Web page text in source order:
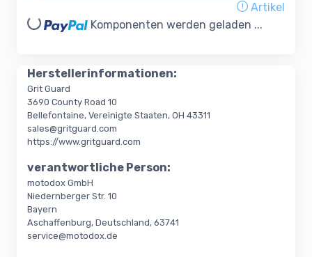
Artikel
Komponenten werden geladen ...
Herstellerinformationen:
Grit Guard
3690 County Road 10
Bellefontaine, Vereinigte Staaten, OH 43311
sales@gritguard.com
https://www.gritguard.com
verantwortliche Person:
motodox GmbH
Niedernberger Str. 10
Bayern
Aschaffenburg, Deutschland, 63741
service@motodox.de